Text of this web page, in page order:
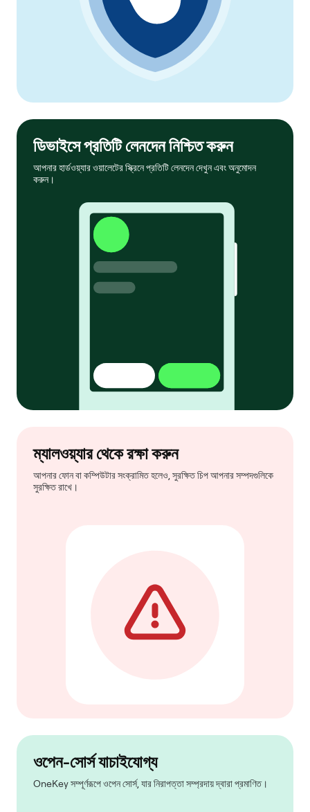
ডিভাইসে প্রতিটি লেনদেন নিশ্চিত করুন
আপনার হার্ডওয়্যার ওয়ালেটের স্ক্রিনে প্রতিটি লেনদেন দেখুন এবং অনুমোদন
করুন।
ম্যালওয়্যার থেকে রক্ষা করুন
আপনার ফোন বা কম্পিউটার সংক্রামিত হলেও, সুরক্ষিত চিপ আপনার সম্পদগুলিকে
সুরক্ষিত রাখে।
ওপেন-সোর্স যাচাইযোগ্য
OneKey সম্পূর্ণরূপে ওপেন সোর্স, যার নিরাপত্তা সম্প্রদায় দ্বারা প্রমাণিত।